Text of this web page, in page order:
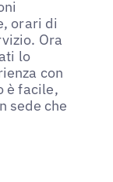
orari di
Ora
lo
con
è facile,
sede che